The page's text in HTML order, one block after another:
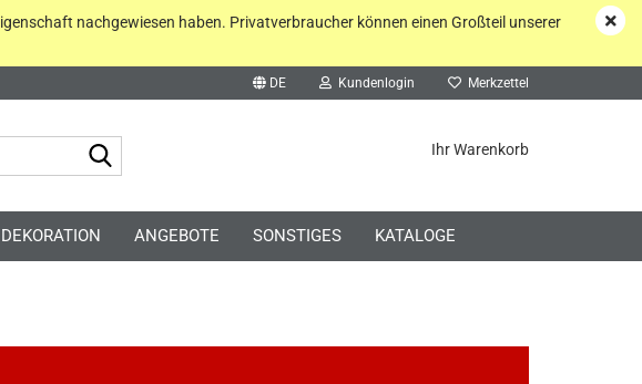
DE Kundenlogin Merkzettel
Ihr Warenkorb
nachgewiesen haben. Privatverbraucher können einen Großteil unserer
DEKORATION ANGEBOTE SONSTIGES KATALOGE